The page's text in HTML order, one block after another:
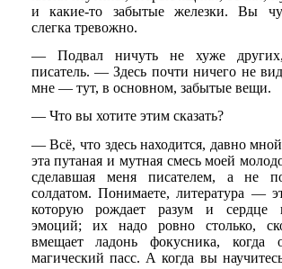
и какие-то забытые железки. Вы
слегка тревожно.
— Подвал ничуть не хуже
писатель. — Здесь почти ничего не
мне — тут, в основном, забытые вещи.
— Что вы хотите этим сказать?
— Всё, что здесь находится, давно
эта путаная и мутная смесь моей
сделавшая меня писателем, а не
солдатом. Понимаете, литература —
которую рождает разум и сердце
эмоций; их надо ровно столько,
вмещает ладонь фокусника, когда
магический пасс. А когда вы